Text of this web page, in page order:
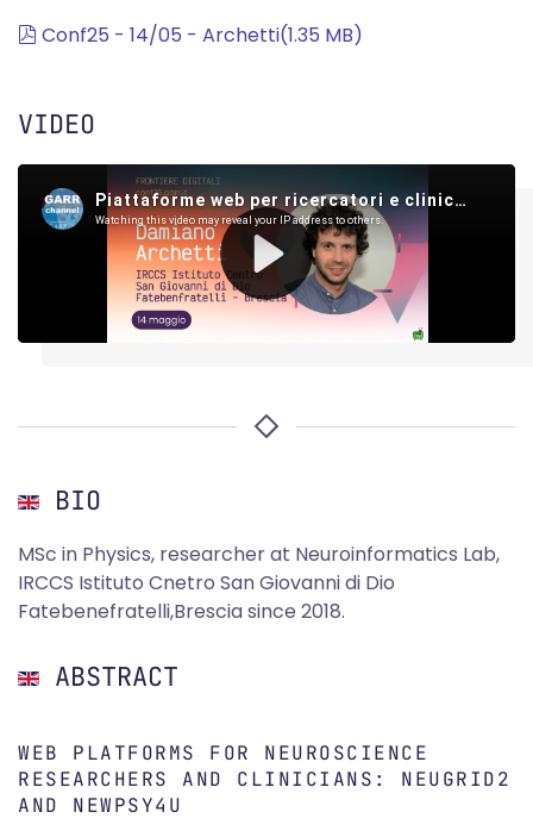
pdf
Conf25 - 14/05 - Archetti(1.35 MB)
VIDEO
BIO
MSc in Physics, researcher at Neuroinformatics Lab,
IRCCS Istituto Cnetro San Giovanni di Dio
Fatebenefratelli,Brescia since 2018.
ABSTRACT
WEB PLATFORMS FOR NEUROSCIENCE
RESEARCHERS AND CLINICIANS: NEUGRID2
AND NEWPSY4U